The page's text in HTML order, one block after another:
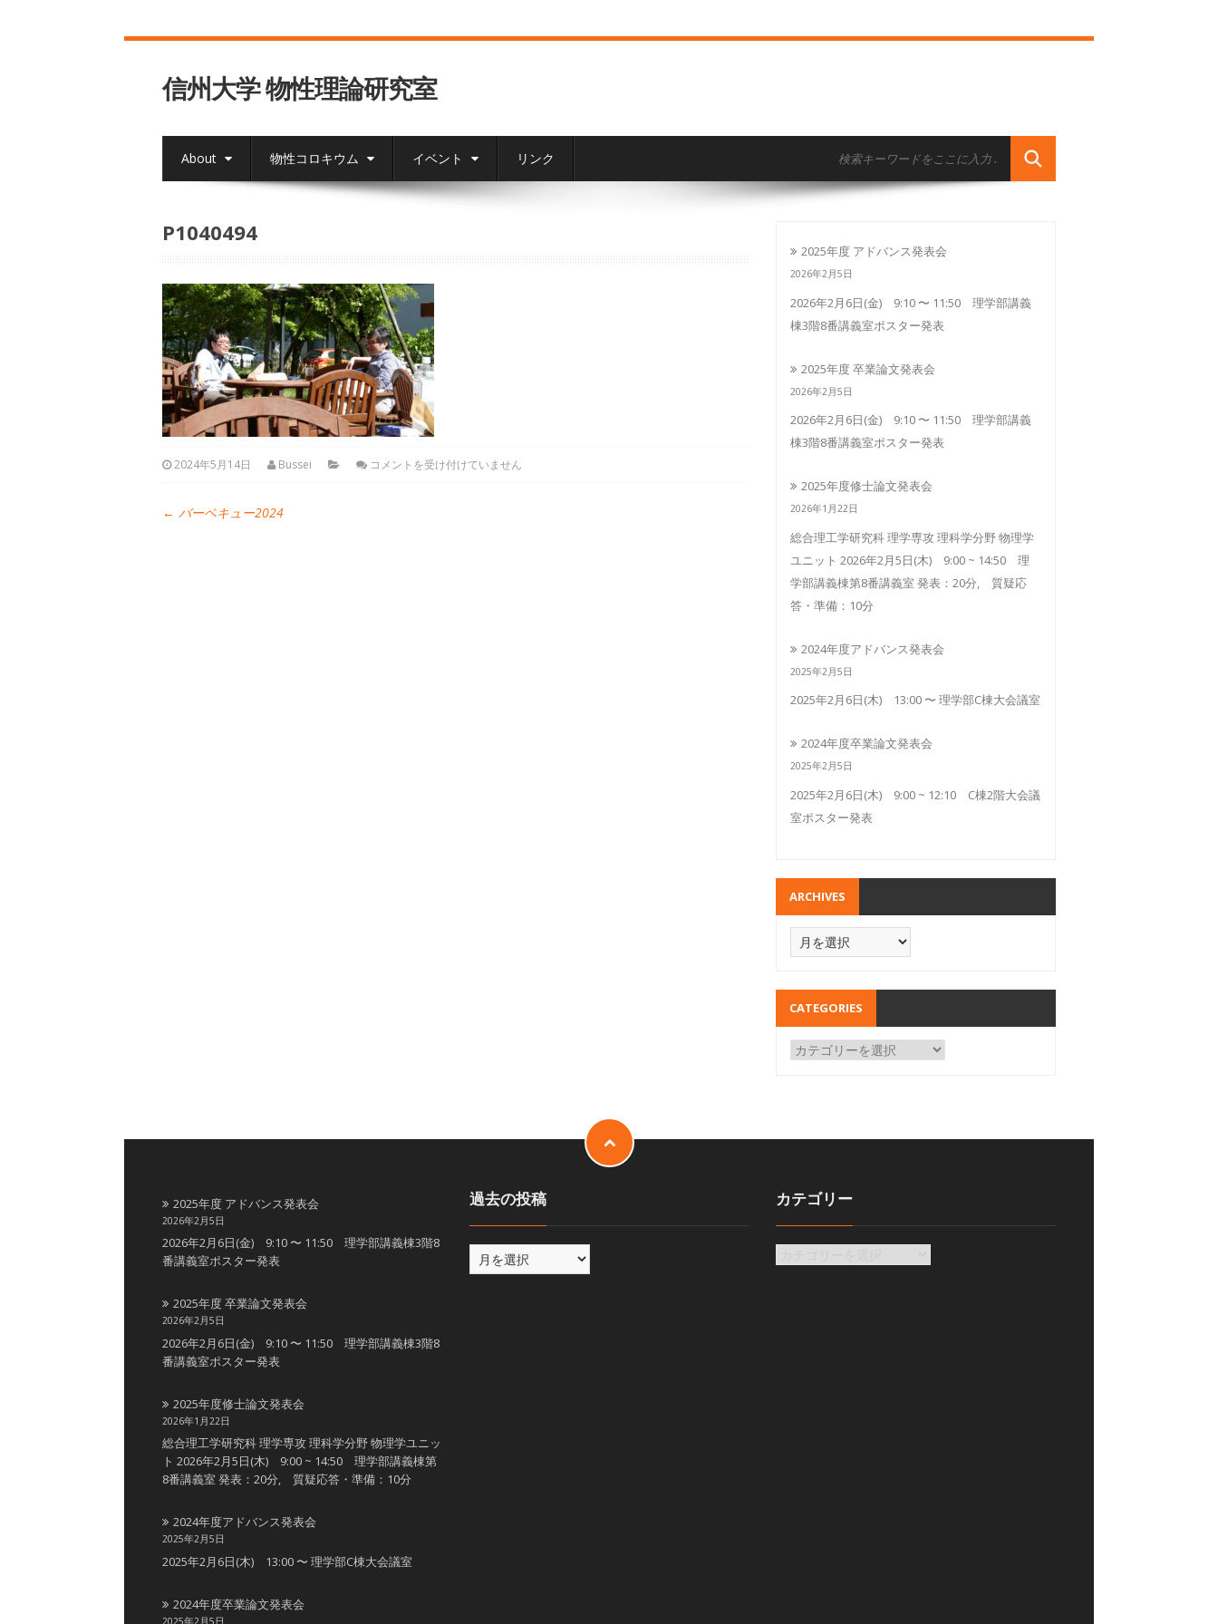
信州大学 物性理論研究室
About 物性コロキウム イベント リンク
P1040494
2024年5月14日 Bussei コメントを受け付けていません
← バーベキュー2024
2025年度 アドバンス発表会
2026年2月5日
2026年2月6日(金) 9:10 〜 11:50 理学部講義
棟3階8番講義室ポスター発表
2025年度 卒業論文発表会
2026年2月5日
2026年2月6日(金) 9:10 〜 11:50 理学部講義
棟3階8番講義室ポスター発表
2025年度修士論文発表会
2026年1月22日
総合理工学研究科 理学専攻 理科学分野 物理学
ユニット 2026年2月5日(木) 9:00 ~ 14:50 理
学部講義棟第8番講義室 発表：20分, 質疑応
答・準備：10分
2024年度アドバンス発表会
2025年2月5日
2025年2月6日(木) 13:00 〜 理学部C棟大会議室
2024年度卒業論文発表会
2025年2月5日
2025年2月6日(木) 9:00 ~ 12:10 C棟2階大会議
室ポスター発表
ARCHIVES
CATEGORIES
2025年度 アドバンス発表会
2026年2月5日
2026年2月6日(金) 9:10 〜 11:50 理学部講義棟3階8
番講義室ポスター発表
2025年度 卒業論文発表会
2026年2月5日
2026年2月6日(金) 9:10 〜 11:50 理学部講義棟3階8
番講義室ポスター発表
2025年度修士論文発表会
2026年1月22日
総合理工学研究科 理学専攻 理科学分野 物理学ユニッ
ト 2026年2月5日(木) 9:00 ~ 14:50 理学部講義棟第
8番講義室 発表：20分, 質疑応答・準備：10分
2024年度アドバンス発表会
2025年2月5日
2025年2月6日(木) 13:00 〜 理学部C棟大会議室
2024年度卒業論文発表会
2025年2月5日
過去の投稿 カテゴリー